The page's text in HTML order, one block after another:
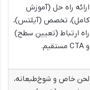
ارائه راه حل (آموزش
کامل)، تخصص (آیلتس)،
راه ارتباط (تعیین سطح)
و CTA مستقیم.
لحن خاص و شوخ‌طبعانه،